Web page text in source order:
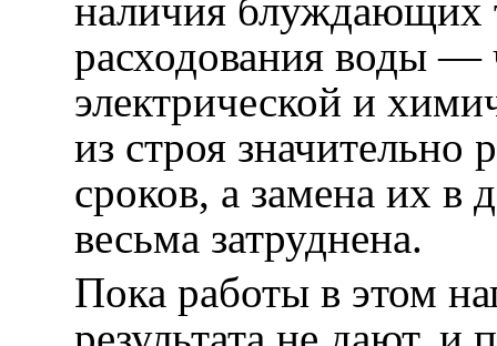
наличия блуждающих
расходования воды —
электрической и
из строя значительно
сроков, а замена их в
весьма затруднена.
Пока работы в этом